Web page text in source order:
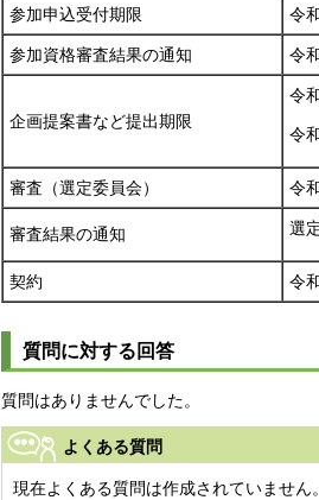
参加申込受付期限 令
参加資格審査結果の通知 令
企画提案書など提出期限
令
令
審査（選定委員会） 令
審査結果の通知 選
契約 令
質問に対する回答
質問はありませんでした。
よくある質問
現在よくある質問は作成されていません。